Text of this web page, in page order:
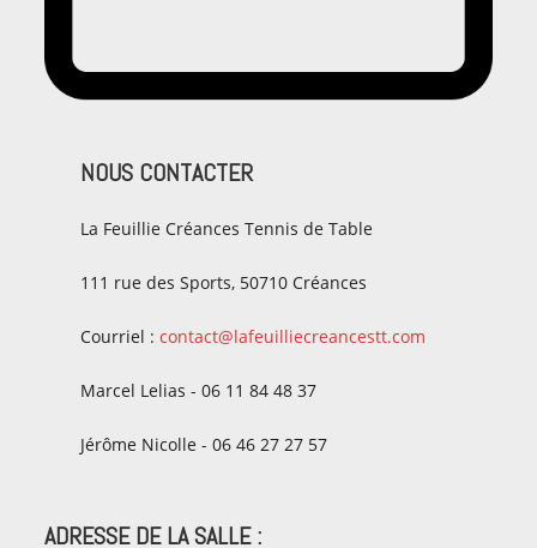
NOUS CONTACTER
La Feuillie Créances Tennis de Table
111 rue des Sports, 50710 Créances
Courriel :contact@lafeuilliecreancestt.com
Marcel Lelias - 06 11 84 48 37
Jérôme Nicolle - 06 46 27 27 57
ADRESSE DE LA SALLE :